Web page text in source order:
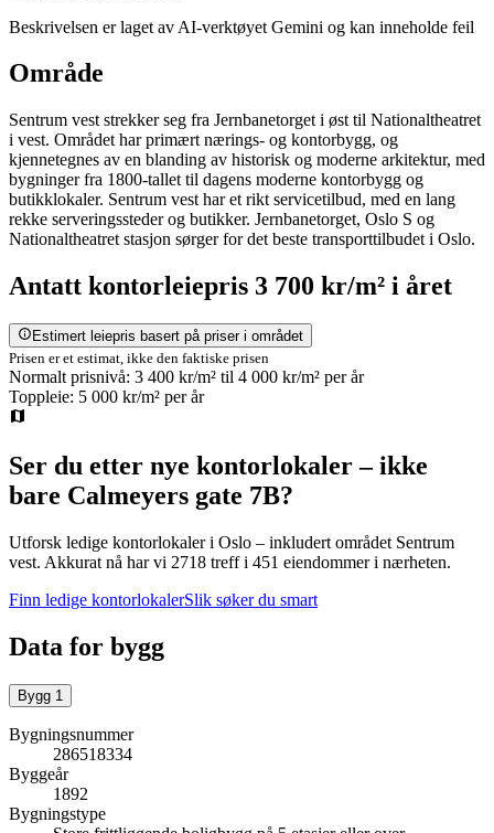
Beskrivelsen er laget av AI-verktøyet Gemini og kan inneholde feil
Område
Sentrum vest strekker seg fra Jernbanetorget i øst til Nationaltheatret
i vest. Området har primært nærings- og kontorbygg, og
kjennetegnes av en blanding av historisk og moderne arkitektur, med
bygninger fra 1800-tallet til dagens moderne kontorbygg og
butikklokaler. Sentrum vest har et rikt servicetilbud, med en lang
rekke serveringssteder og butikker. Jernbanetorget, Oslo S og
Nationaltheatret stasjon sørger for det beste transporttilbudet i Oslo.
Antatt kontorleiepris 3 700 kr/m² i året
Estimert leiepris basert på priser i området
Prisen er et estimat, ikke den faktiske prisen
Normalt prisnivå: 3 400 kr/m² til 4 000 kr/m² per år
Toppleie: 5 000 kr/m² per år
Ser du etter nye kontorlokaler – ikke
bare Calmeyers gate 7B?
Utforsk ledige kontorlokaler i Oslo – inkludert området Sentrum
vest. Akkurat nå har vi 2718 treff i 451 eiendommer i nærheten.
Finn ledige kontorlokalerSlik søker du smart
Data for bygg
Bygg 1
Bygningsnummer
286518334
Byggeår
1892
Bygningstype